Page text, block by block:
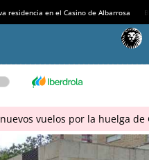
residencia en el Casino de Albarrosa
vuelos por la huelga